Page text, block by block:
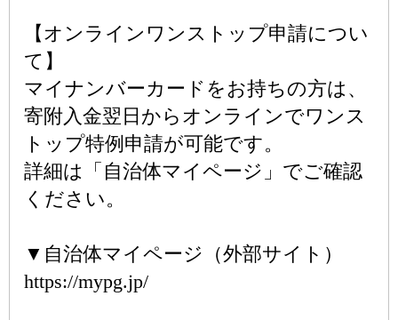
【オンラインワンストップ申請につい
て】
マイナンバーカードをお持ちの方は、
寄附入金翌日からオンラインでワンス
トップ特例申請が可能です。
詳細は「自治体マイページ」でご確認
ください。
▼自治体マイページ（外部サイト）
https://mypg.jp/